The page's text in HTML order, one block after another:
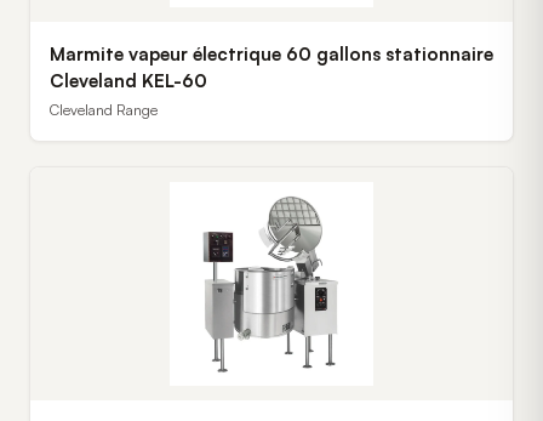
Marmite vapeur électrique 60 gallons stationnaire
Cleveland KEL-60
Cleveland Range